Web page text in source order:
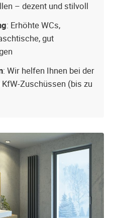
– dezent und stilvoll
: Erhöhte WCs,
gut
: Wir helfen Ihnen bei der
Zuschüssen (bis zu